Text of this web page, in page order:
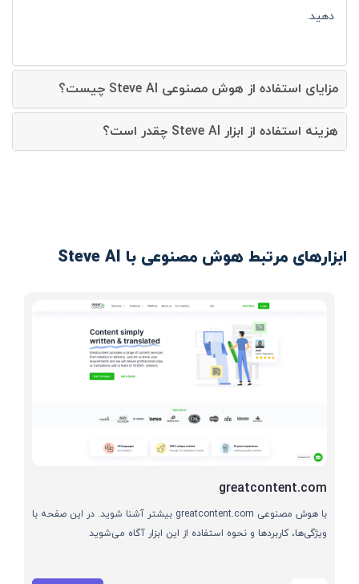
دهید.
مزایای استفاده از هوش مصنوعی Steve AI چیست؟
هزینه استفاده از ابزار Steve AI چقدر است؟
ابزارهای مرتبط هوش مصنوعی با Steve AI
greatcontent.com
با هوش مصنوعی greatcontent.com بیشتر آشنا شوید. در این صفحه با
ویژگی‌ها، کاربردها و نحوه استفاده از این ابزار آگاه می‌شوید